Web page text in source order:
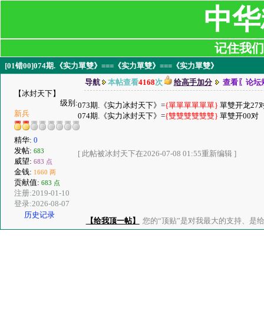
中
记住我
[01错00]074期.《实力單雙》===《实力單雙》===《实力單雙》
【冰封天下】
级别:
新兵
精华: 0
发帖: 683
威望: 683 点
金钱: 1660 两
贡献值: 683 点
注册:2019-01-10
登录:2026-08-07
历史记录
导航 本帖查看4168次 给高手加分 查看〖论坛
073期.《实力冰封天下》={單單單單單單} 單雙开龙27
074期.《实力冰封天下》={雙雙雙雙雙雙} 單雙开00对
[ 此帖被冰封天下在2026-07-08 01:55重新编辑 ]
【给我顶一帖】 您的“顶贴”是对我最大的支持、是